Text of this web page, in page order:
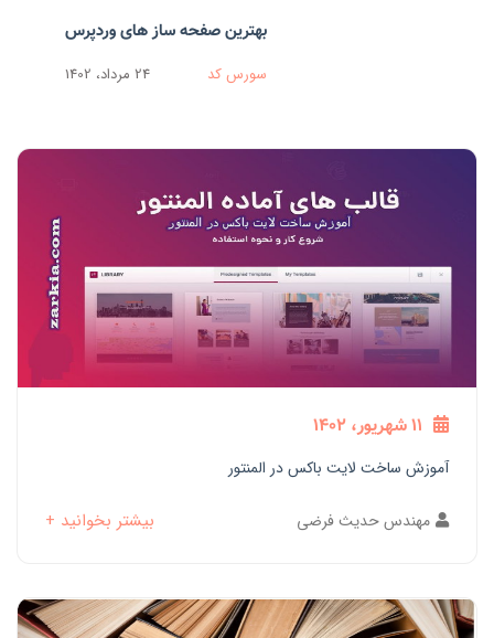
بهترین صفحه ساز های وردپرس
سورس کد 24 مرداد، 1402
11 شهریور، 1402
آموزش ساخت لایت باکس در المنتور
مهندس حدیث فرضی بیشتر بخوانید +